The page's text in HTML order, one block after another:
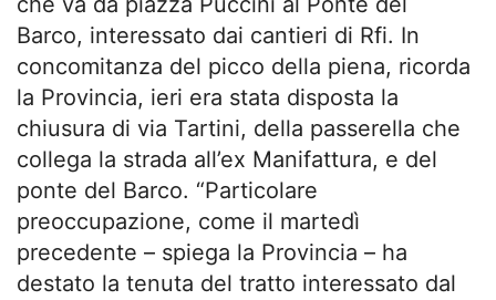
Barco, interessato dai cantieri di Rfi. In
concomitanza del picco della piena, ricorda
la Provincia, ieri era stata disposta la
chiusura di via Tartini, della passerella che
collega la strada all’ex Manifattura, e del
ponte del Barco. “Particolare
preoccupazione, come il martedì
precedente – spiega la Provincia – ha
destato la tenuta del tratto interessato dal